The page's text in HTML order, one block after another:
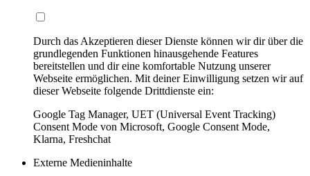
Durch das Akzeptieren dieser Dienste können wir dir über die
grundlegenden Funktionen hinausgehende Features
bereitstellen und dir eine komfortable Nutzung unserer
Webseite ermöglichen. Mit deiner Einwilligung setzen wir auf
dieser Webseite folgende Drittdienste ein:
Google Tag Manager, UET (Universal Event Tracking)
Consent Mode von Microsoft, Google Consent Mode,
Klarna, Freshchat
Externe Medieninhalte